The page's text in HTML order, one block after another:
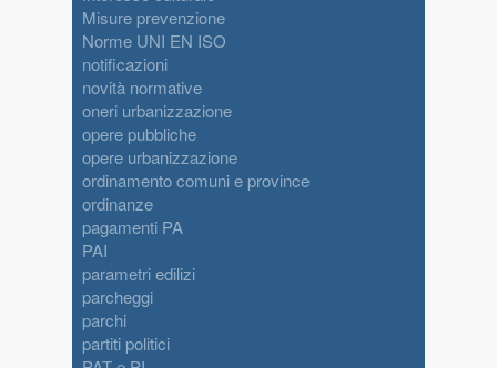
Misure prevenzione
Norme UNI EN ISO
notificazioni
novità normative
oneri urbanizzazione
opere pubbliche
opere urbanizzazione
ordinamento comuni e province
ordinanze
pagamenti PA
PAI
parametri edilizi
parcheggi
parchi
partiti politici